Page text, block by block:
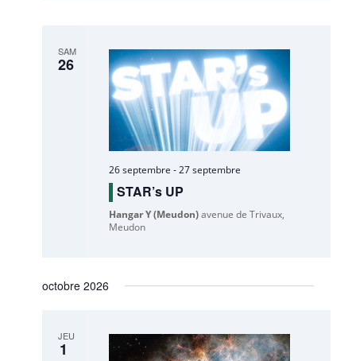
SAM
26
26 septembre -27 septembre
STAR’s UP
Hangar Y (Meudon)avenue de Trivaux,
Meudon
octobre 2026
JEU
1